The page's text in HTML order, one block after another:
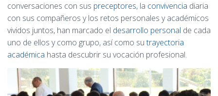
conversaciones con sus preceptores, la convivencia diaria
con sus compañeros y los retos personales y académicos
vividos juntos, han marcado el desarrollo personal de cada
uno de ellos y como grupo, así como su trayectoria
académica hasta descubrir su vocación profesional.